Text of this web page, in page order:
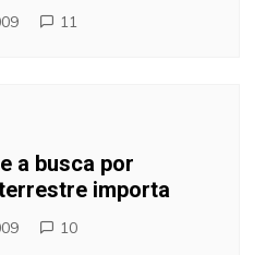
11
a busca por
importa
10